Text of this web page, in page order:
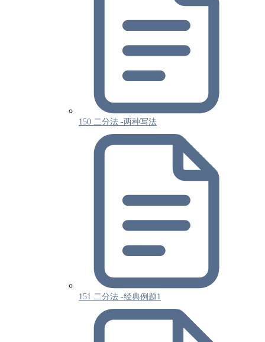
150 二分法 -两种写法
151 二分法 -经典例题1